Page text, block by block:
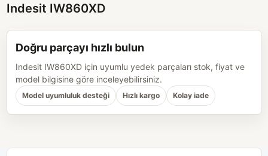
Indesit IW860XD
Doğru parçayı hızlı bulun
Indesit IW860XD için uyumlu yedek parçaları stok, fiyat ve
model bilgisine göre inceleyebilirsiniz.
Model uyumluluk desteği Hızlı kargo Kolay iade